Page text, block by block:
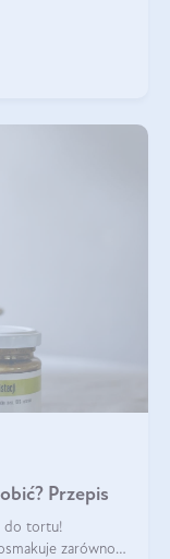
Przepis
do tortu!
zarówno